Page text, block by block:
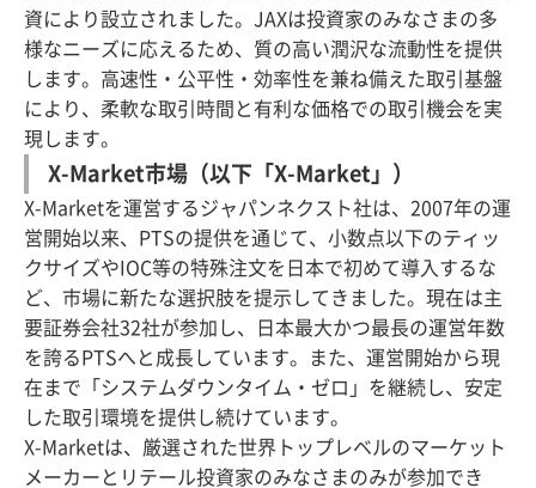
資により設立されました。JAXは投資家のみなさまの多
様なニーズに応えるため、質の高い潤沢な流動性を提供
します。高速性・公平性・効率性を兼ね備えた取引基盤
により、柔軟な取引時間と有利な価格での取引機会を実
現します。
X-Market市場（以下「X-Market」）
X-Marketを運営するジャパンネクスト社は、2007年の運
営開始以来、PTSの提供を通じて、小数点以下のティッ
クサイズやIOC等の特殊注文を日本で初めて導入するな
ど、市場に新たな選択肢を提示してきました。現在は主
要証券会社32社が参加し、日本最大かつ最長の運営年数
を誇るPTSへと成長しています。また、運営開始から現
在まで「システムダウンタイム・ゼロ」を継続し、安定
した取引環境を提供し続けています。
X-Marketは、厳選された世界トップレベルのマーケット
メーカーとリテール投資家のみなさまのみが参加でき